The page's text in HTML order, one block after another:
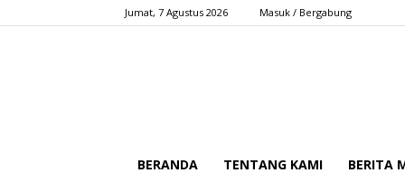
Jumat, 7 Agustus 2026 Masuk / Bergabung
BERANDA TENTANG KAMI BERITA